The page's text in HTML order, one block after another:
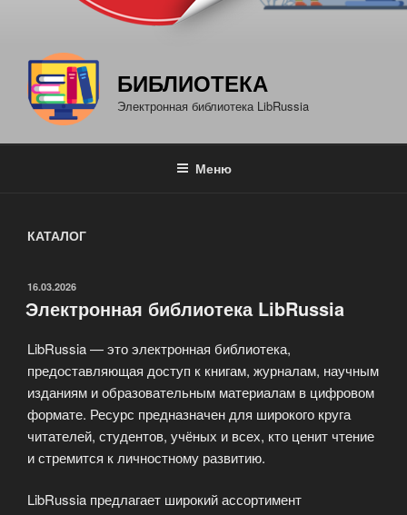
БИБЛИОТЕКА
Электронная библиотека LibRussia
Меню
КАТАЛОГ
ОПУБЛИКОВАНО
16.03.2026
Электронная библиотека LibRussia
LibRussia — это электронная библиотека,
предоставляющая доступ к книгам, журналам, научным
изданиям и образовательным материалам в цифровом
формате. Ресурс предназначен для широкого круга
читателей, студентов, учёных и всех, кто ценит чтение
и стремится к личностному развитию.
LibRussia предлагает широкий ассортимент